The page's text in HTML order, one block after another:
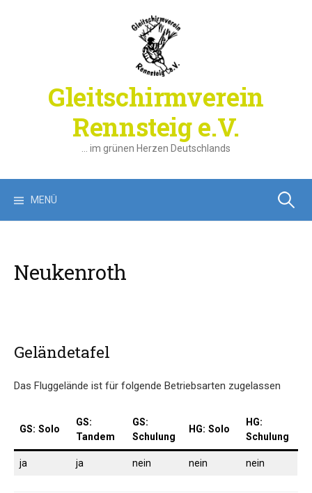
Gleitschirmverein
Rennsteig e.V.
… im grünen Herzen Deutschlands
MENÜ Suchen
Neukenroth
Geländetafel
Das Fluggelände ist für folgende Betriebsarten zugelassen
GS:Solo
GS:
Tandem
GS:
Schulung
HG:Solo
HG:
Schulung
ja ja nein nein nein